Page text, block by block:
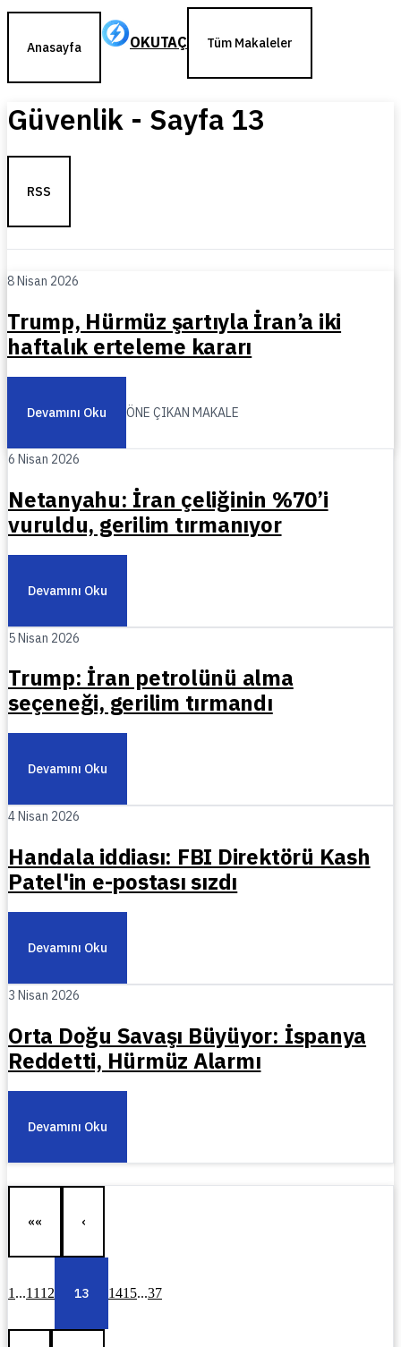
Anasayfa OKUTAÇ Tüm Makaleler
Güvenlik - Sayfa 13
RSS
8 Nisan 2026
Trump, Hürmüz şartıyla İran’a iki
haftalık erteleme kararı
Devamını Oku ÖNE ÇIKAN MAKALE
6 Nisan 2026
Netanyahu: İran çeliğinin %70’i
vuruldu, gerilim tırmanıyor
Devamını Oku
5 Nisan 2026
Trump: İran petrolünü alma
seçeneği, gerilim tırmandı
Devamını Oku
4 Nisan 2026
Handala iddiası: FBI Direktörü Kash
Patel'in e-postası sızdı
Devamını Oku
3 Nisan 2026
Orta Doğu Savaşı Büyüyor: İspanya
Reddetti, Hürmüz Alarmı
Devamını Oku
«« ‹
1 ...11 12 13 1415...37